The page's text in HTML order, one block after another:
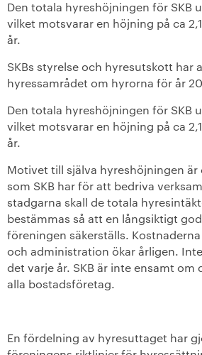
Sök ledigt
Våra bostäder
Vår boendeform
Jobba hos oss
Den totala hyreshöjningen för SKB
vilket motsvarar en höjning på ca
år.
SKBs styrelse och hyresutskott har
hyressamrådet om hyrorna för år
Den totala hyreshöjningen för SKB
vilket motsvarar en höjning på ca
år.
Motivet till själva hyreshöjningen är
som SKB har för att bedriva
stadgarna skall de totala
bestämmas så att en långsiktigt
föreningen säkerställs.
och administration ökar årligen.
det varje år. SKB är inte ensamt om
alla bostadsföretag.
En fördelning av hyresuttaget har